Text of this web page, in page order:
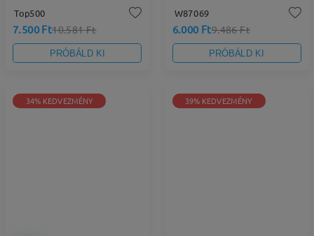
Top500
7.500 Ft10.581 Ft
PRÓBÁLD KI
W87069
6.000 Ft9.486 Ft
PRÓBÁLD KI
34% KEDVEZMÉNY 39% KEDVEZMÉNY